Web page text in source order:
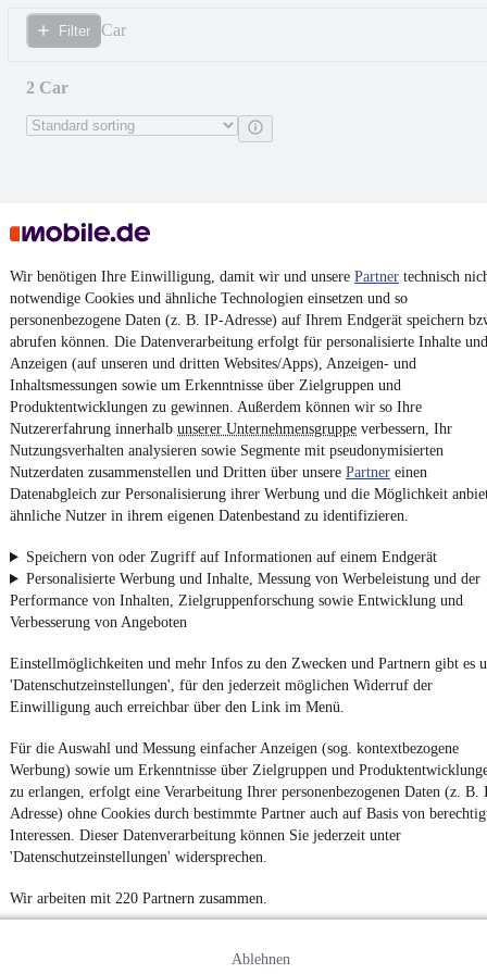
Wir benötigen Ihre Einwilligung, damit wir und unsere Partner technisch
notwendige Cookies und ähnliche Technologien einsetzen und so
personenbezogene Daten (z. B. IP-Adresse) auf Ihrem Endgerät speichern
abrufen können. Die Datenverarbeitung erfolgt für personalisierte Inhalte und
Anzeigen (auf unseren und dritten Websites/Apps), Anzeigen- und
Inhaltsmessungen sowie um Erkenntnisse über Zielgruppen und
Produktentwicklungen zu gewinnen. Außerdem können wir so Ihre
Nutzererfahrung innerhalb unserer Unternehmensgruppe verbessern, Ihr
Nutzungsverhalten analysieren sowie Segmente mit pseudonymisierten
Nutzerdaten zusammenstellen und Dritten über unsere Partner einen
Datenabgleich zur Personalisierung ihrer Werbung und die Möglichkeit
ähnliche Nutzer in ihrem eigenen Datenbestand zu identifizieren.
Speichern von oder Zugriff auf Informationen auf einem Endgerät
Personalisierte Werbung und Inhalte, Messung von Werbeleistung und der
Performance von Inhalten, Zielgruppenforschung sowie Entwicklung und
Verbesserung von Angeboten
Einstellmöglichkeiten und mehr Infos zu den Zwecken und Partnern gibt es
'Datenschutzeinstellungen', für den jederzeit möglichen Widerruf der
Einwilligung auch erreichbar über den Link im Menü.
Für die Auswahl und Messung einfacher Anzeigen (sog. kontextbezogene
Werbung) sowie um Erkenntnisse über Zielgruppen und
zu erlangen, erfolgt eine Verarbeitung Ihrer personenbezogenen Daten (z. B.
Adresse) ohne Cookies durch bestimmte Partner auch auf Basis von
Interessen. Dieser Datenverarbeitung können Sie jederzeit unter
'Datenschutzeinstellungen' widersprechen.
Wir arbeiten mit 220 Partnern zusammen.
Ablehnen
Filter Car
2 Car
Audi A6 Lim 2.0 TDI quattro edition
one Voll !!!
€69,990¹
Finance from €743 mtl.
Accident-free• FR 03/2026 10 km • 150 kW (204 hp)
5.6 l/100km (comb.)•148 g CO₂/km (comb.)•CO₂ class
Contact
Audi Q5 Sportback 2.0 TDI quattro
edition one Full
Finance from €738 mtl.
Accident-free • FR 05/2026 10 km • 150 kW (204 hp)
Diesel
6.4 l/100km (comb.)•169 g CO₂/km (comb.)•CO₂ class F
¹VAT reclaimable